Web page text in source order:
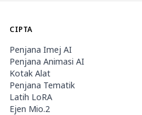
CIPTA
Penjana Imej AI
Penjana Animasi AI
Kotak Alat
Penjana Tematik
Latih LoRA
Ejen Mio.2